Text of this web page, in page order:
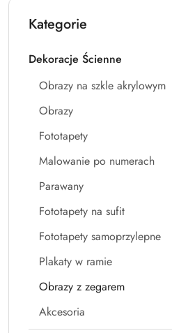
Kategorie
Dekoracje Ścienne
Obrazy na szkle akrylowym
Obrazy
Fototapety
Malowanie po numerach
Parawany
Fototapety na sufit
Fototapety samoprzylepne
Plakaty w ramie
Obrazy z zegarem
Akcesoria